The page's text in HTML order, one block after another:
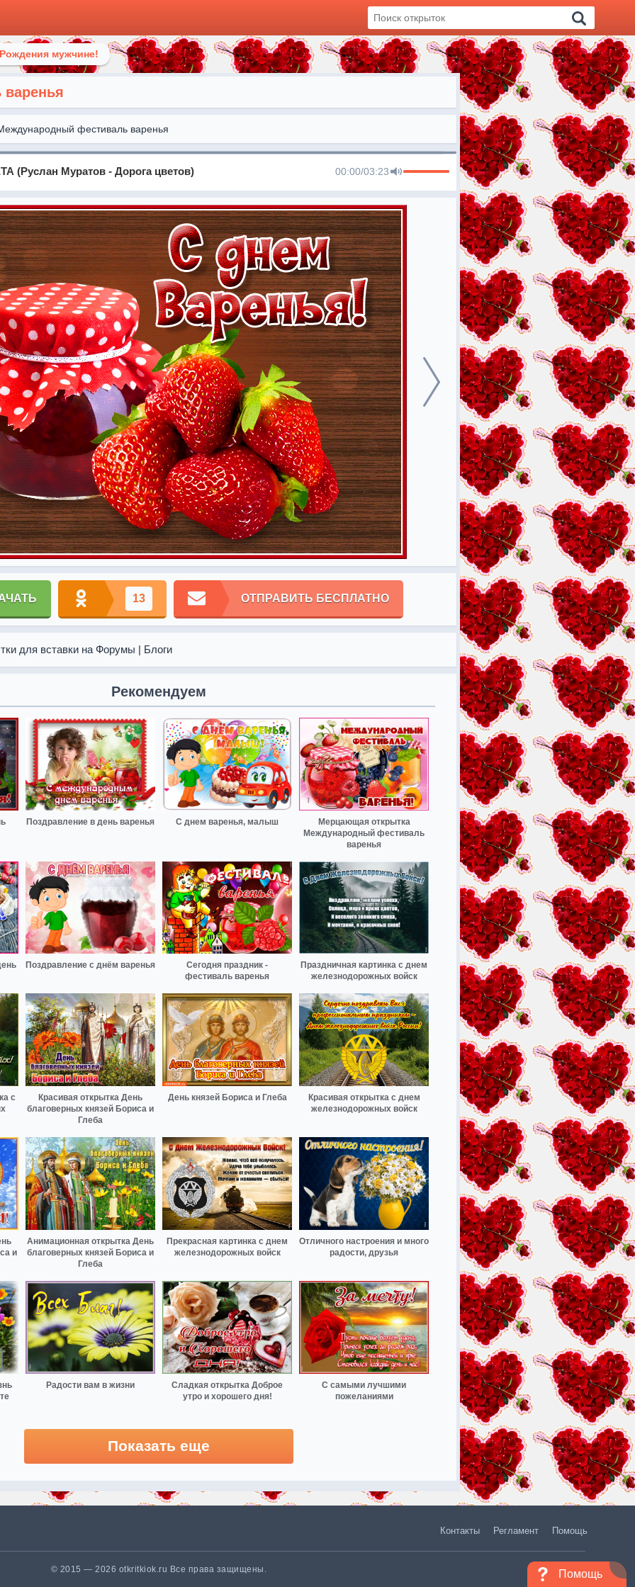
мужчине!
варенья
фестиваль варенья
(Руслан Муратов - Дорога цветов) 00:00/03:23
13 ОТПРАВИТЬ БЕСПЛАТНО
для вставки на Форумы | Блоги
Рекомендуем
Поздравление в день варенья С днем варенья, малыш
Мерцающая открытка
Международный фестиваль
варенья
Поздравление с днём варенья
Сегодня праздник -
фестиваль варенья
Праздничная картинка с днем
железнодорожных войск
с
Красивая открытка День
благоверных князей Бориса и
Глеба
День князей Бориса и Глеба
Красивая открытка с днем
железнодорожных войск
и
Анимационная открытка День
благоверных князей Бориса и
Глеба
Прекрасная картинка с днем
железнодорожных войск
Отличного настроения и много
радости, друзья
Радости вам в жизни
Сладкая открытка Доброе
утро и хорошего дня!
С самыми лучшими
пожеланиями
Показать еще
Помощь
Контакты Регламент Помощь
© 2015 — 2026 otkritkiok.ru Все права защищены.